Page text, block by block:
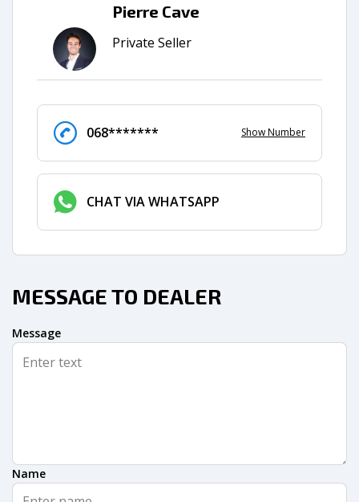
Pierre Cave
Private Seller
068******* Show Number
CHAT VIA WHATSAPP
MESSAGE TO DEALER
Message
Name